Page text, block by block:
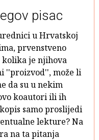
pisac
u Hrvatskoj
prvenstveno
kolika je njihova
''proizvod'', može li
da su u nekim
koautori ili ih
samo proslijedi
lekture? Na
na ta pitanja